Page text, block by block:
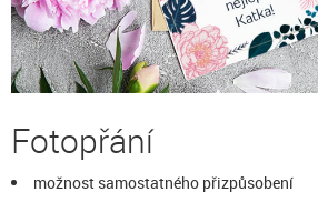
Fotopřání
možnost samostatného přizpůsobení